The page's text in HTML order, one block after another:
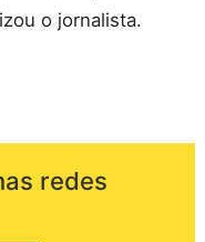
o jornalista.
redes